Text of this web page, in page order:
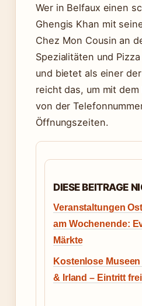
Wer in Belfaux einen
Ghengis Khan mit
Chez Mon Cousin an
Spezialitäten und
und bietet als einer
reicht das, um mit
von der
Öffnungszeiten.
DIESE BEITRAGE
Veranstaltungen
am Wochenende:
Märkte
Kostenlose
& Irland – Eintritt